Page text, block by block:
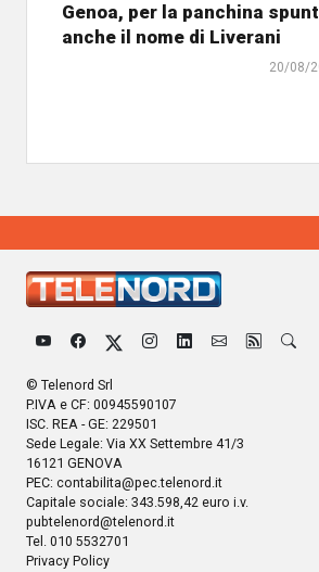
Genoa, per la panchina
anche il nome di Liverani
20/08/
© Telenord Srl
P.IVA e CF: 00945590107
ISC. REA - GE: 229501
Sede Legale: Via XX Settembre 41/3
16121 GENOVA
PEC: contabilita@pec.telenord.it
Capitale sociale: 343.598,42 euro i.v.
pubtelenord@telenord.it
Tel. 010 5532701
Privacy Policy